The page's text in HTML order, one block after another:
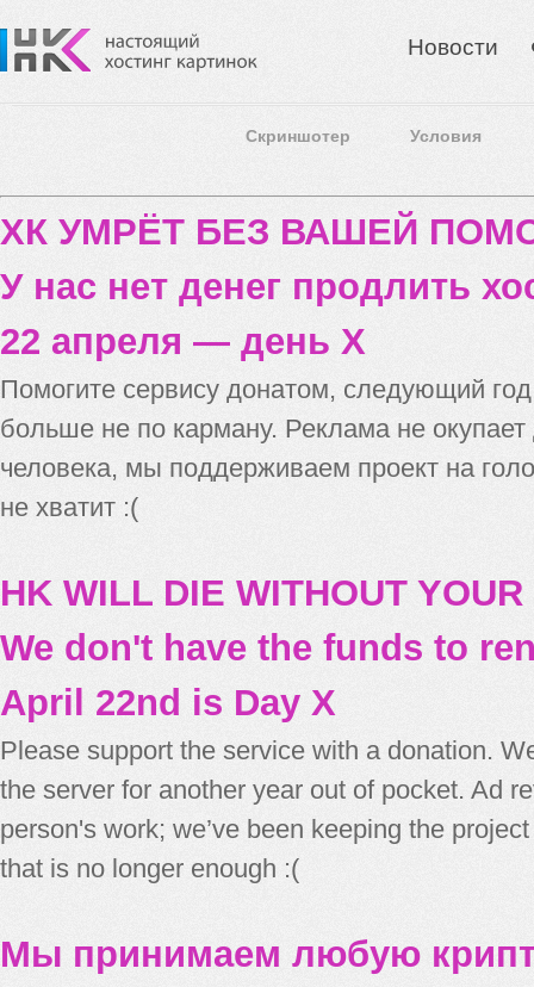
Новости
Скриншотер Условия
ХК УМРЁТ БЕЗ ВАШЕЙ
У нас нет денег продлить
22 апреля — день X
Помогите сервису донатом, следующий
больше не по карману. Реклама не
человека, мы поддерживаем проект на
не хватит :(
HK WILL DIE WITHOUT
We don't have the funds to
April 22nd is Day X
Please support the service with a donation.
the server for another year out of pocket. Ad
person's work; we’ve been keeping the
that is no longer enough :(
Мы принимаем любую